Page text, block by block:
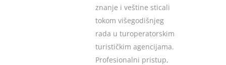
znanje i veštine sticali
tokom višegodišnjeg
rada u turoperatorskim
turističkim agencijama.
Profesionalni pristup,